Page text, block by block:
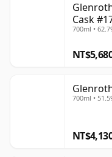
Cask
700ml •
700ml •